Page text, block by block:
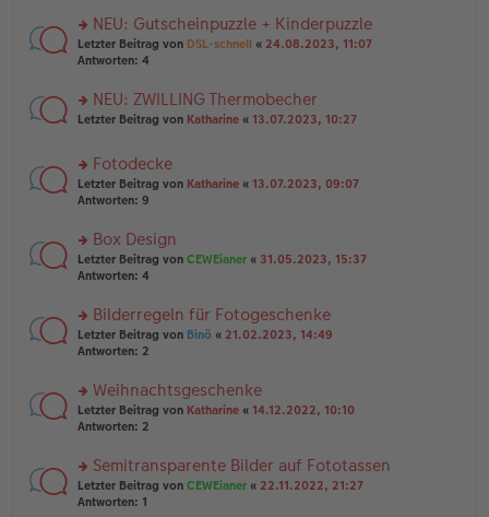
tr
a
g
e
n
er
tr
a
n
g
el
e
n
ei
tr
a
rs
te
n
g
es
e
n
er
ei
tr
a
NEU: Gutscheinpuzzle + Kinderpuzzle
Letzter Beitrag von DSL-schnell « 24.08.2023, 11:07
Antworten: 4
rs
u
n
g
es
e
n
er
ei
tr
a
NEU: ZWILLING Thermobecher
Letzter Beitrag von Katharine « 13.07.2023, 10:27
rs
te
n
g
el
e
n
er
tr
a
g
Fotodecke
Letzter Beitrag von Katharine « 13.07.2023, 09:07
Antworten: 9
rs
te
n
g
el
e
n
er
tr
a
g
Box Design
Letzter Beitrag von CEWEianer « 31.05.2023, 15:37
Antworten: 4
rs
te
n
g
el
e
n
er
Bilderregeln für Fotogeschenke
Letzter Beitrag von Binö « 21.02.2023, 14:49
Antworten: 2
rs
te
n
g
el
Weihnachtsgeschenke
Letzter Beitrag von Katharine « 14.12.2022, 10:10
Antworten: 2
rs
te
Semitransparente Bilder auf Fototassen
Letzter Beitrag von CEWEianer « 22.11.2022, 21:27
Antworten: 1